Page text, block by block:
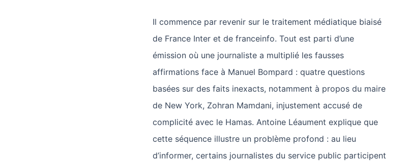
Il commence par revenir sur le traitement médiatique biaisé
de France Inter et de franceinfo. Tout est parti d’une
émission où une journaliste a multiplié les fausses
affirmations face à Manuel Bompard : quatre questions
basées sur des faits inexacts, notamment à propos du maire
de New York, Zohran Mamdani, injustement accusé de
complicité avec le Hamas. Antoine Léaument explique que
cette séquence illustre un problème profond : au lieu
d’informer, certains journalistes du service public participent